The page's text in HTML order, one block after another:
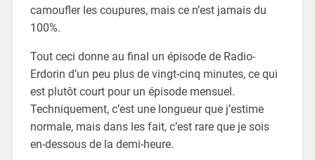
camoufler les coupures, mais ce n’est jamais du
100%.
Tout ceci donne au final un épisode de Radio-
Erdorin d’un peu plus de vingt-cinq minutes, ce qui
est plutôt court pour un épisode mensuel.
Techniquement, c’est une longueur que j’estime
normale, mais dans les fait, c’est rare que je sois
en-dessous de la demi-heure.